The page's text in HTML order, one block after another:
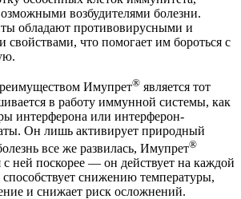
возбудителями болезни.
обладают противовирусными и
свойствами, что помогает им бороться с
Имупрет® является тот
в работу иммунной системы, как
интерферона или интерферон-
Он лишь активирует природный
все же развилась, Имупрет®
ней поскорее — он действует на каждой
способствует снижению температуры,
и снижает риск осложнений.